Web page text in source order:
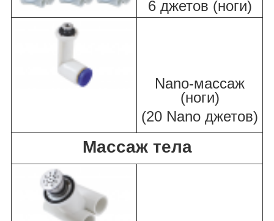
6 джетов (ноги)
Nano-массаж
(ноги)
(20 Nano джетов)
Массаж тела